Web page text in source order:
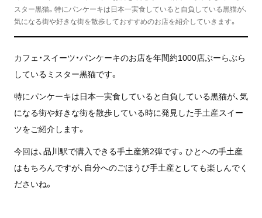
スター黒猫。特にパンケーキは日本一実食していると自負している黒猫が、
気になる街や好きな街を散歩しておすすめのお店を紹介していきます。
カフェ・スイーツ・パンケーキのお店を年間約1000店ぶーらぶら
しているミスター黒猫です。
特にパンケーキは日本一実食していると自負している黒猫が、気
になる街や好きな街を散歩している時に発見した手土産スイー
ツをご紹介します。
今回は、品川駅で購入できる手土産第2弾です。ひとへの手土産
はもちろんですが、自分へのごほうび手土産としても楽しんでく
ださいね。